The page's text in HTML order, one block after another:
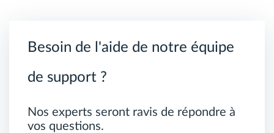
Besoin de l'aide de notre équipe
de support ?
Nos experts seront ravis de répondre à
vos questions.